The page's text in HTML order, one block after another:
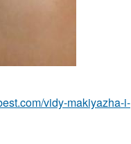
vidy-makiyazha-i-